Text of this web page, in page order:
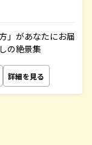
」があなたにお届
の絶景集
詳細を見る